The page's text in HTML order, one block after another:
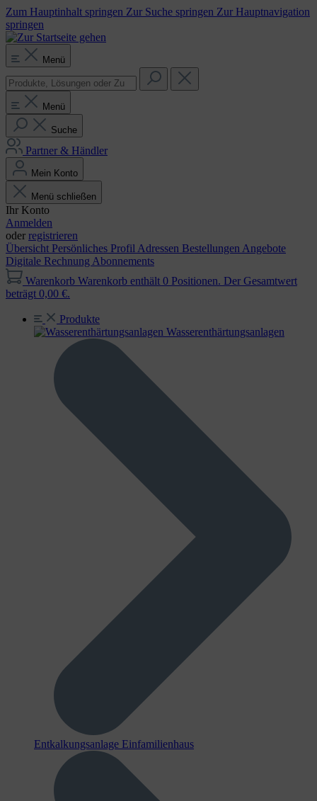
Zum Hauptinhalt springen Zur Suche springen Zur Hauptnavigation
springen
Menü
Menü
Suche
Partner & Händler
Mein Konto
Menü schließen
Ihr Konto
Anmelden
oder registrieren
Übersicht Persönliches Profil Adressen Bestellungen Angebote
Digitale Rechnung Abonnements
Warenkorb Warenkorb enthält 0 Positionen. Der Gesamtwert
beträgt 0,00 €.
Produkte
Wasser­enthärtungs­anlagen
Entkalkungsanlage Einfamilienhaus